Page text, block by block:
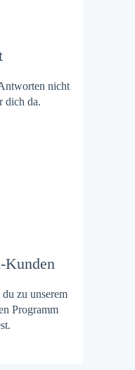
nicht
dich da.
Kunden
zu unserem
Programm